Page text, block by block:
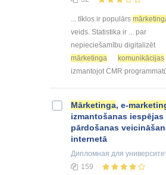
... tīklos ir populārs
veids. Statistika ir ... par
nepieciešamību digitalizēt
mārketinga
komunikācijas
izmantojot CMR
Mārketinga, e-
izmantošanas iespējas
pārdošanas
internetā
Дипломная для
159